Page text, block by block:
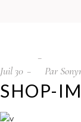
Juil 30 Par
SHOP-